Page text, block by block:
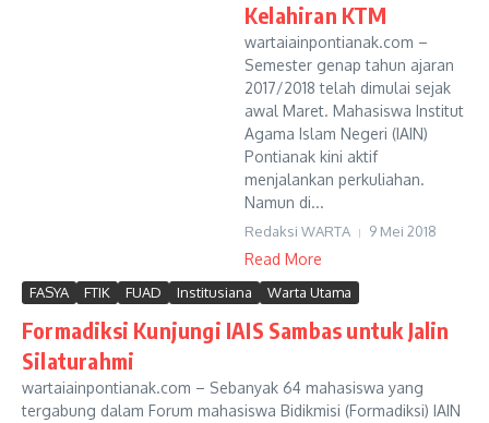
Kelahiran KTM
wartaiainpontianak.com –
Semester genap tahun ajaran
2017/2018 telah dimulai sejak
awal Maret. Mahasiswa Institut
Agama Islam Negeri (IAIN)
Pontianak kini aktif
menjalankan perkuliahan.
Namun di...
Redaksi WARTA 9 Mei 2018
Read More
FASYA FTIK FUAD Institusiana Warta Utama
Formadiksi Kunjungi IAIS Sambas untuk Jalin
Silaturahmi
wartaiainpontianak.com – Sebanyak 64 mahasiswa yang
tergabung dalam Forum mahasiswa Bidikmisi (Formadiksi) IAIN